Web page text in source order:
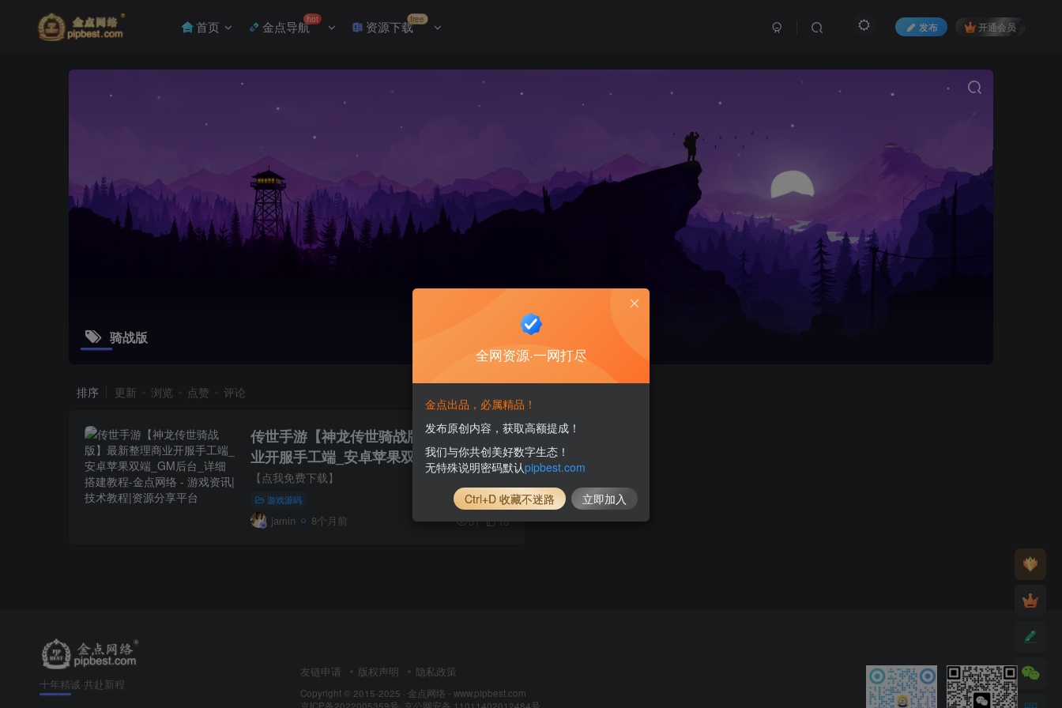
首页 金点导航hot 资源下载free
发布 开通会员
骑战版
排序 更新 浏览 点赞 评论
传世手游【神龙传世骑战版】最新整理商
业开服手工端_安卓苹果双端_GM后台_
详细搭建教程
【点我免费下载】
游戏源码
jamin 8个月前 51 15
十年精诚·共赴新程
友链申请 版权声明 隐私政策
Copyright © 2015-2025 · 金点网络 - www.pipbest.com
京ICP备2022005359号· 京公网安备 11011402012484号
全网资源·一网打尽
金点出品，必属精品！
发布原创内容，获取高额提成！
我们与你共创美好数字生态！
无特殊说明密码默认pipbest.com
Ctrl+D 收藏不迷路 立即加入